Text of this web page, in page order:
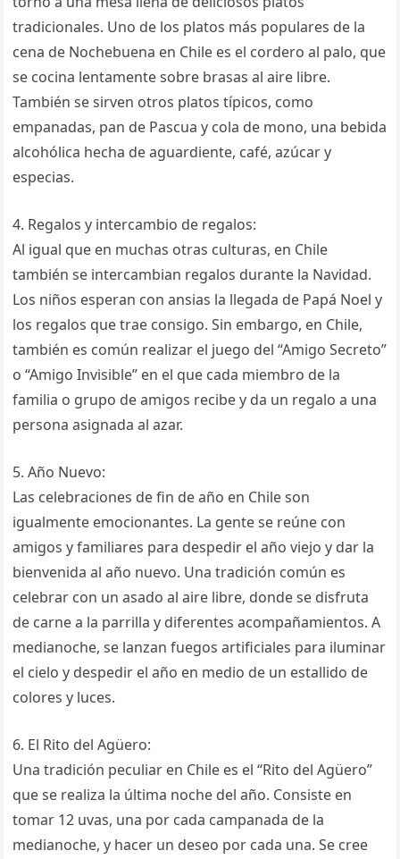
tradicionales. Uno de los platos más populares de la
cena de Nochebuena en Chile es el cordero al palo, que
se cocina lentamente sobre brasas al aire libre.
También se sirven otros platos típicos, como
empanadas, pan de Pascua y cola de mono, una bebida
alcohólica hecha de aguardiente, café, azúcar y
especias.
4. Regalos y intercambio de regalos:
Al igual que en muchas otras culturas, en Chile
también se intercambian regalos durante la Navidad.
Los niños esperan con ansias la llegada de Papá Noel y
los regalos que trae consigo. Sin embargo, en Chile,
también es común realizar el juego del “Amigo Secreto”
o “Amigo Invisible” en el que cada miembro de la
familia o grupo de amigos recibe y da un regalo a una
persona asignada al azar.
5. Año Nuevo:
Las celebraciones de fin de año en Chile son
igualmente emocionantes. La gente se reúne con
amigos y familiares para despedir el año viejo y dar la
bienvenida al año nuevo. Una tradición común es
celebrar con un asado al aire libre, donde se disfruta
de carne a la parrilla y diferentes acompañamientos. A
medianoche, se lanzan fuegos artificiales para iluminar
el cielo y despedir el año en medio de un estallido de
colores y luces.
6. El Rito del Agüero:
Una tradición peculiar en Chile es el “Rito del Agüero”
que se realiza la última noche del año. Consiste en
tomar 12 uvas, una por cada campanada de la
medianoche, y hacer un deseo por cada una. Se cree